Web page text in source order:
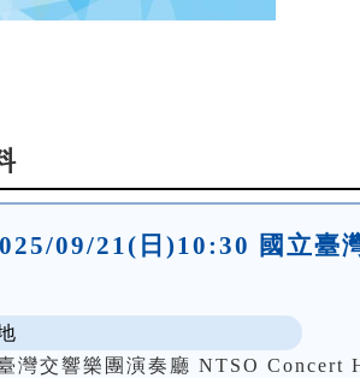
09/21(日)10:30 國立臺
灣交響樂團演奏廳 NTSO Concert